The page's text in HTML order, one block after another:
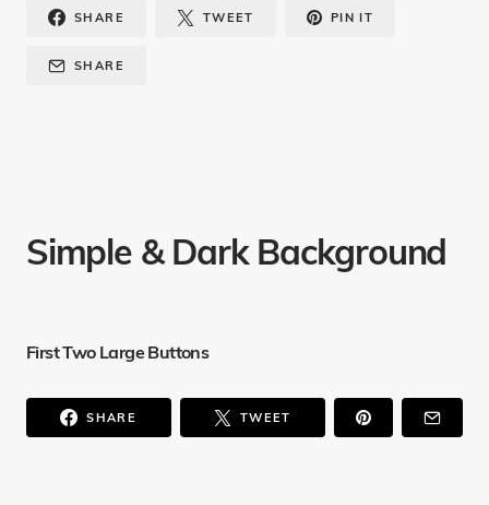
SHARE TWEET PIN IT
SHARE
Simple & Dark Background
First Two Large Buttons
SHARE TWEET